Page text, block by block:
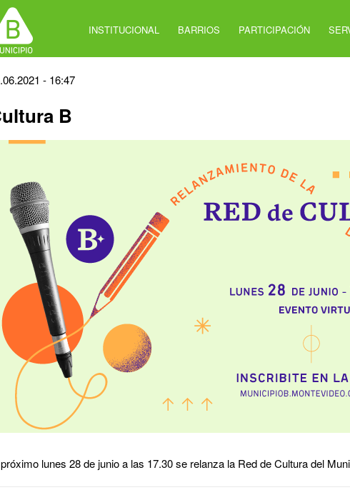
INSTITUCIONAL BARRIOS PARTICIPACIÓN
- 16:47
B
lunes 28 de junio a las 17.30 se relanza la Red de Cultura del